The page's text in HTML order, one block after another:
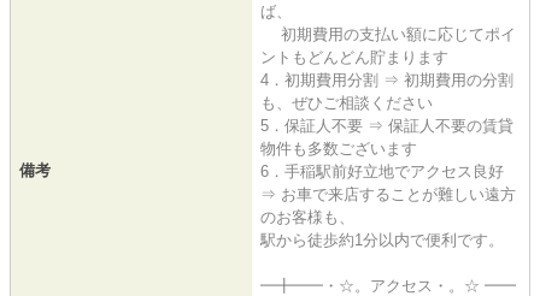
備考
ば、
初期費用の支払い額に応じてポイ
ントもどんどん貯まります
4．初期費用分割 ⇒ 初期費用の分割
も、ぜひご相談ください
5．保証人不要 ⇒ 保証人不要の賃貸
物件も多数ございます
6．手稲駅前好立地でアクセス良好
⇒ お車で来店することが難しい遠方
のお客様も、
駅から徒歩約1分以内で便利です。
━╋━━・☆。アクセス・。☆ ━━